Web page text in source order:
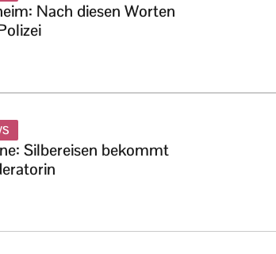
Nach diesen Worten
Silbereisen bekommt